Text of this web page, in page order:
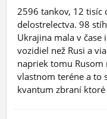
2596 tankov, 12 tisíc
delostrelectva. 98
Ukrajina mala v čase
vozidiel než Rusi a
napriek tomu
vlastnom teréne a to
kvantum zbraní